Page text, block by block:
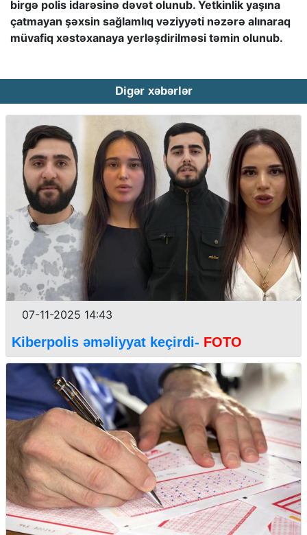
birgə polis idarəsinə dəvət olunub. Yetkinlik yaşına
çatmayan şəxsin sağlamlıq vəziyyəti nəzərə alınaraq
müvafiq xəstəxanaya yerləşdirilməsi təmin olunub.
Digər xəbərlər
07-11-2025 14:43
Kiberpolis əməliyyat keçirdi- FOTO